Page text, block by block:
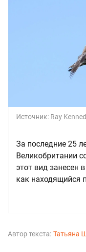
Источник: Ray
За последние 25
Великобритании
этот вид занесен
как находящийся
Автор текста: Татьяна